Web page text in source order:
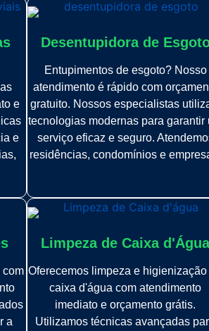
e
e
Desentupidora de
Entupimentos de esgoto? Nosso
atendimento é rápido com
gratuito. Nossos especialistas
tecnologias modernas para garantir
serviço eficaz e seguro.
residências, condomínios e
com
a
Limpeza de Caixa d'Água
Oferecemos limpeza e higienização
caixa d'água com atendimento
imediato e orçamento grátis.
Utilizamos técnicas avançadas